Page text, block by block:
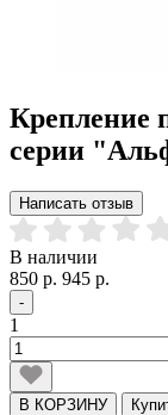
Крепление
серии
Написать отзыв
В наличии
850 р. 945 р.
-
1
В КОРЗИНУ